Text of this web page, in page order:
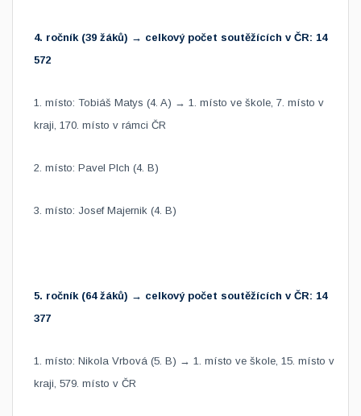
4. ročník (39 žáků) → celkový počet soutěžících v ČR: 14
572
1. místo: Tobiáš Matys (4. A) → 1. místo ve škole, 7. místo v
kraji, 170. místo v rámci ČR
2. místo: Pavel Plch (4. B)
3. místo: Josef Majernik (4. B)
5. ročník (64 žáků) → celkový počet soutěžících v ČR: 14
377
1. místo: Nikola Vrbová (5. B) → 1. místo ve škole, 15. místo v
kraji, 579. místo v ČR